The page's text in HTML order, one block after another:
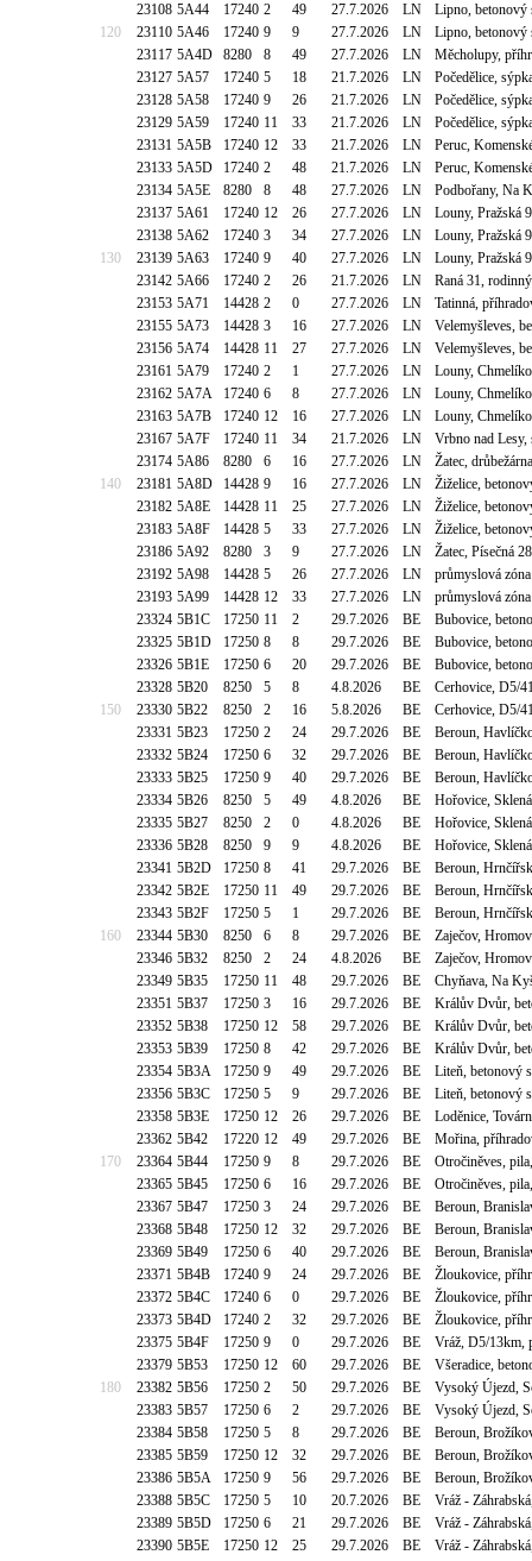
23108 5A44 17240 2 49 27.7.2026 LN
Lipno, betonový
120
23110 5A46 17240 9 9 27.7.2026 LN
Lipno, betonový
23117 5A4D 8280 8 49 27.7.2026 LN
Měcholupy,
23127 5A57 17240 5 18 21.7.2026 LN
Počedělice,
23128 5A58 17240 9 26 21.7.2026 LN
Počedělice,
23129 5A59 17240 11 33 21.7.2026 LN
Počedělice,
23131 5A5B 17240 12 33 21.7.2026 LN
Peruc,
23133 5A5D 17240 2 48 21.7.2026 LN
Peruc,
23134 5A5E 8280 8 48 27.7.2026 LN
Podbořany, Na
23137 5A61 17240 12 26 27.7.2026 LN
Louny, Pražská
23138 5A62 17240 3 34 27.7.2026 LN
Louny, Pražská
130
23139 5A63 17240 9 40 27.7.2026 LN
Louny, Pražská
23142 5A66 17240 2 26 21.7.2026 LN
Raná 31,
23153 5A71 14428 2 0 27.7.2026 LN
Tatinná,
23155 5A73 14428 3 16 27.7.2026 LN
Velemyšleves,
23156 5A74 14428 11 27 27.7.2026 LN
Velemyšleves,
23161 5A79 17240 2 1 27.7.2026 LN
Louny,
23162 5A7A 17240 6 8 27.7.2026 LN
Louny,
23163 5A7B 17240 12 16 27.7.2026 LN
Louny,
23167 5A7F 17240 11 34 21.7.2026 LN
Vrbno nad
23174 5A86 8280 6 16 27.7.2026 LN
Žatec,
140
23181 5A8D 14428 9 16 27.7.2026 LN
Žiželice,
23182 5A8E 14428 11 25 27.7.2026 LN
Žiželice,
23183 5A8F 14428 5 33 27.7.2026 LN
Žiželice,
23186 5A92 8280 3 9 27.7.2026 LN
Žatec, Písečná
23192 5A98 14428 5 26 27.7.2026 LN
průmyslová
23193 5A99 14428 12 33 27.7.2026 LN
průmyslová
23324 5B1C 17250 11 2 29.7.2026 BE
Bubovice,
23325 5B1D 17250 8 8 29.7.2026 BE
Bubovice,
23326 5B1E 17250 6 20 29.7.2026 BE
Bubovice,
23328 5B20 8250 5 8 4.8.2026 BE
Cerhovice, D5/
150
23330 5B22 8250 2 16 5.8.2026 BE
Cerhovice, D5/
23331 5B23 17250 2 24 29.7.2026 BE
Beroun,
23332 5B24 17250 6 32 29.7.2026 BE
Beroun,
23333 5B25 17250 9 40 29.7.2026 BE
Beroun,
23334 5B26 8250 5 49 4.8.2026 BE
Hořovice,
23335 5B27 8250 2 0 4.8.2026 BE
Hořovice,
23336 5B28 8250 9 9 4.8.2026 BE
Hořovice,
23341 5B2D 17250 8 41 29.7.2026 BE
Beroun,
23342 5B2E 17250 11 49 29.7.2026 BE
Beroun,
23343 5B2F 17250 5 1 29.7.2026 BE
Beroun,
160
23344 5B30 8250 6 8 29.7.2026 BE
Zaječov,
23346 5B32 8250 2 24 4.8.2026 BE
Zaječov,
23349 5B35 17250 11 48 29.7.2026 BE
Chyňava, Na
23351 5B37 17250 3 16 29.7.2026 BE
Králův Dvůr,
23352 5B38 17250 12 58 29.7.2026 BE
Králův Dvůr,
23353 5B39 17250 8 42 29.7.2026 BE
Králův Dvůr,
23354 5B3A 17250 9 49 29.7.2026 BE
Liteň, betonový
23356 5B3C 17250 5 9 29.7.2026 BE
Liteň, betonový
23358 5B3E 17250 12 26 29.7.2026 BE
Loděnice,
23362 5B42 17220 12 49 29.7.2026 BE
Mořina,
170
23364 5B44 17250 9 8 29.7.2026 BE
Otročiněves,
23365 5B45 17250 6 16 29.7.2026 BE
Otročiněves,
23367 5B47 17250 3 24 29.7.2026 BE
Beroun,
23368 5B48 17250 12 32 29.7.2026 BE
Beroun,
23369 5B49 17250 6 40 29.7.2026 BE
Beroun,
23371 5B4B 17240 9 24 29.7.2026 BE
Žloukovice,
23372 5B4C 17240 6 0 29.7.2026 BE
Žloukovice,
23373 5B4D 17240 2 32 29.7.2026 BE
Žloukovice,
23375 5B4F 17250 9 0 29.7.2026 BE
Vráž, D5/13km,
23379 5B53 17250 12 60 29.7.2026 BE
Všeradice,
180
23382 5B56 17250 2 50 29.7.2026 BE
Vysoký Újezd,
23383 5B57 17250 6 2 29.7.2026 BE
Vysoký Újezd,
23384 5B58 17250 5 8 29.7.2026 BE
Beroun,
23385 5B59 17250 12 32 29.7.2026 BE
Beroun,
23386 5B5A 17250 9 56 29.7.2026 BE
Beroun,
23388 5B5C 17250 5 10 20.7.2026 BE
Vráž -
23389 5B5D 17250 6 21 29.7.2026 BE
Vráž -
23390 5B5E 17250 12 25 29.7.2026 BE
Vráž -